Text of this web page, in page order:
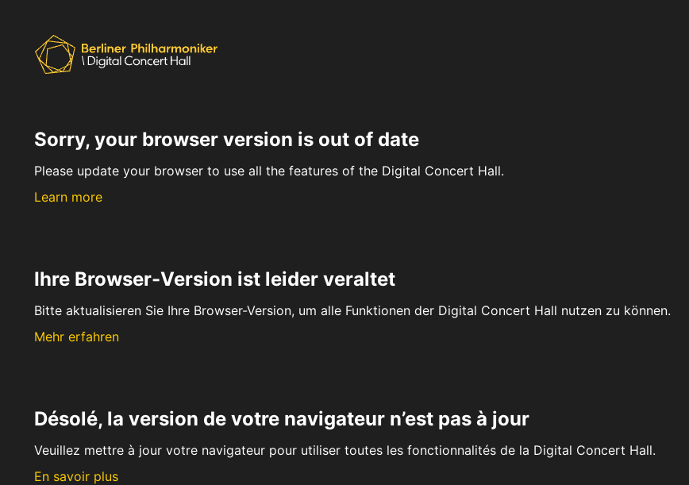
Sorry, your browser version is out of date
Please update your browser to use all the features of the Digital Concert Hall.
Learn more
Ihre Browser-Version ist leider veraltet
Bitte aktualisieren Sie Ihre Browser-Version, um alle Funktionen der Digital Concert Hall nutzen zu können.
Mehr erfahren
Désolé, la version de votre navigateur n’est pas à jour
Veuillez mettre à jour votre navigateur pour utiliser toutes les fonctionnalités de la Digital Concert Hall.
En savoir plus